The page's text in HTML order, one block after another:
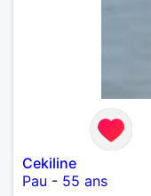
Cekiline
Pau - 55 ans